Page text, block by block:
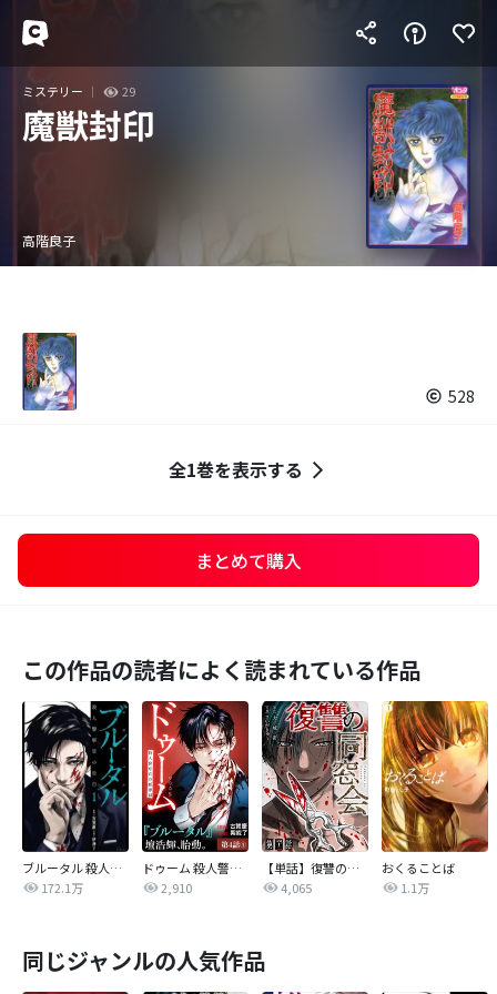
ミステリー 29
魔獣封印
高階良子
528
全1巻を表示する
まとめて購入
この作品の読者によく読まれている作品
ブルータル 殺人警察官の告白
172.1万
ドゥーム 殺人警察官の断罪録 分冊版
2,910
【単話】復讐の同窓会
4,065
おくることば
1.1万
同じジャンルの人気作品